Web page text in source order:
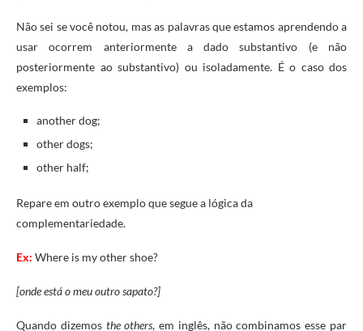
Não sei se você notou, mas as palavras que estamos aprendendo a
usar ocorrem anteriormente a dado substantivo (e não
posteriormente ao substantivo) ou isoladamente. É o caso dos
exemplos:
another dog;
other dogs;
other half;
Repare em outro exemplo que segue a lógica da
complementariedade.
Ex: Where is my other shoe?
[onde está o meu outro sapato?]
Quando dizemos the others, em inglês, não combinamos esse par